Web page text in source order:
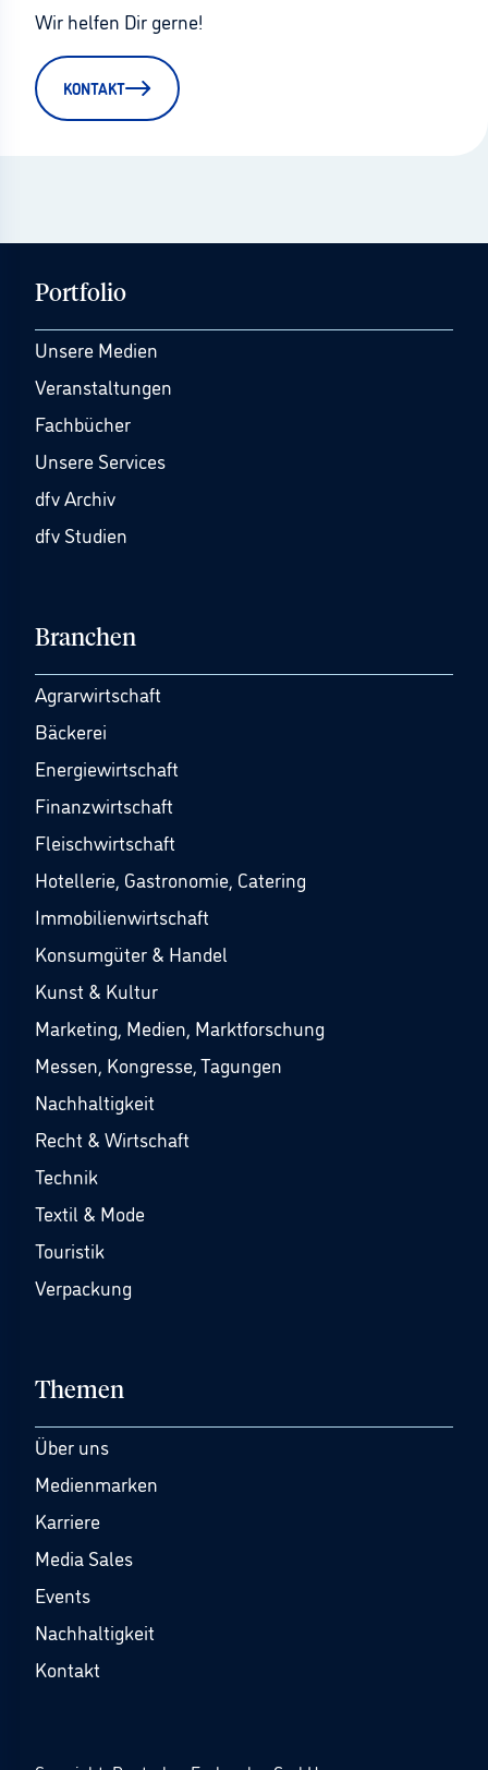
Wir helfen Dir gerne!
KONTAKT
Portfolio
Unsere Medien
Veranstaltungen
Fachbücher
Unsere Services
dfv Archiv
dfv Studien
Branchen
Agrarwirtschaft
Bäckerei
Energiewirtschaft
Finanzwirtschaft
Fleischwirtschaft
Hotellerie, Gastronomie, Catering
Immobilienwirtschaft
Konsumgüter & Handel
Kunst & Kultur
Marketing, Medien, Marktforschung
Messen, Kongresse, Tagungen
Nachhaltigkeit
Recht & Wirtschaft
Technik
Textil & Mode
Touristik
Verpackung
Themen
Über uns
Medienmarken
Karriere
Media Sales
Events
Nachhaltigkeit
Kontakt